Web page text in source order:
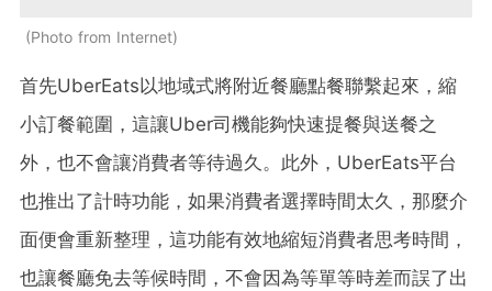
Photo from Internet
首先UberEats以地域式將附近餐廳點餐聯繫起來，縮
小訂餐範圍，這讓Uber司機能夠快速提餐與送餐之
外，也不會讓消費者等待過久。此外，UberEats平台
也推出了計時功能，如果消費者選擇時間太久，那麼介
面便會重新整理，這功能有效地縮短消費者思考時間，
也讓餐廳免去等候時間，不會因為等單等時差而誤了出